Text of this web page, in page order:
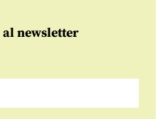
al newsletter